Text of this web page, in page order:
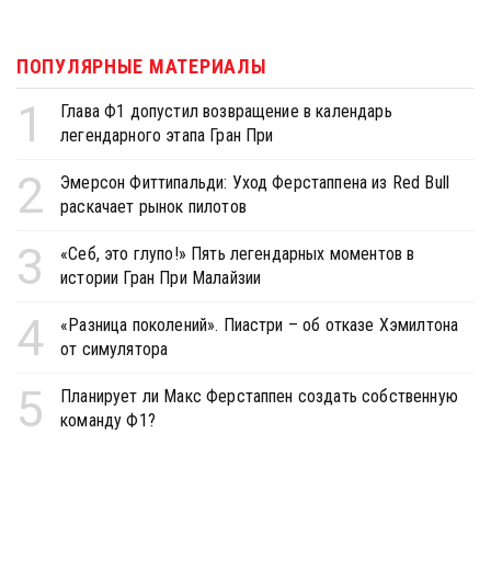
ПОПУЛЯРНЫЕ МАТЕРИАЛЫ
1
Глава Ф1 допустил возвращение в календарь
легендарного этапа Гран При
2
Эмерсон Фиттипальди: Уход Ферстаппена из Red Bull
раскачает рынок пилотов
3
«Себ, это глупо!» Пять легендарных моментов в
истории Гран При Малайзии
4
«Разница поколений». Пиастри – об отказе Хэмилтона
от симулятора
5
Планирует ли Макс Ферстаппен создать собственную
команду Ф1?